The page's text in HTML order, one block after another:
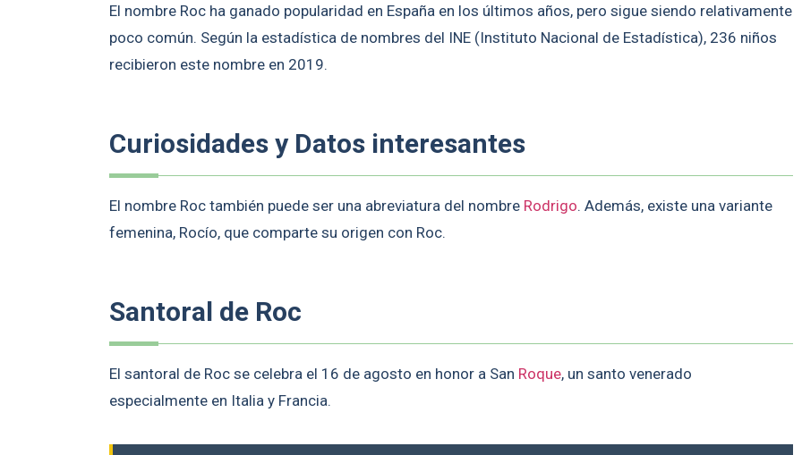
El nombre Roc ha ganado popularidad en España en los últimos años, pero sigue siendo relativamente
poco común. Según la estadística de nombres del INE (Instituto Nacional de Estadística), 236 niños
recibieron este nombre en 2019.
Curiosidades y Datos interesantes
El nombre Roc también puede ser una abreviatura del nombre Rodrigo. Además, existe una variante
femenina, Rocío, que comparte su origen con Roc.
Santoral de Roc
El santoral de Roc se celebra el 16 de agosto en honor a San Roque, un santo venerado
especialmente en Italia y Francia.